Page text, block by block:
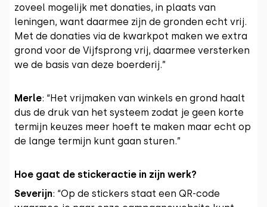
zoveel mogelijk met donaties, in plaats van
leningen, want daarmee zijn de gronden echt vrij.
Met de donaties via de kwarkpot maken we extra
grond voor de Vijfsprong vrij, daarmee versterken
we de basis van deze boerderij.”
Merle: “Het vrijmaken van winkels en grond haalt
dus de druk van het systeem zodat je geen korte
termijn keuzes meer hoeft te maken maar echt op
de lange termijn kunt gaan sturen.”
Hoe gaat de stickeractie in zijn werk?
Severijn: “Op de stickers staat een QR-code